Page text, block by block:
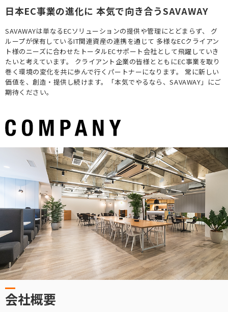
日本EC事業の進化に 本気で向き合うSAVAWAY
SAVAWAYは単なるECソリューションの提供や管理にとどまらず、
グ
ループが保有しているIT関連資産の連携を通じて 多様なECクライアン
ト様のニーズに合わせたトータルECサポート会社として飛躍していき
たいと考えています。 クライアント企業の皆様とともにEC事業を取り
巻く環境の変化を共に歩んで行くパートナーになります。 常に新しい
価値を、創造・提供し続けます。「本気でやるなら、SAVAWAY」にご
期待ください。
会社概要